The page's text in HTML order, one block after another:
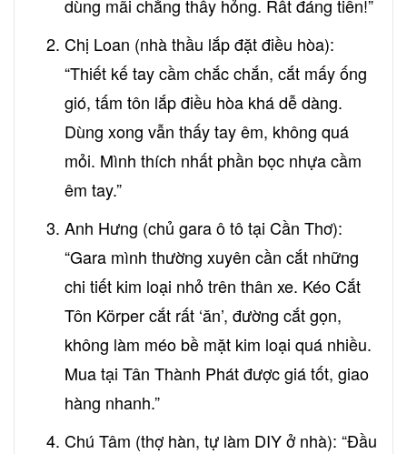
dùng mãi chẳng thấy hỏng. Rất đáng tiền!”
Chị Loan (nhà thầu lắp đặt điều hòa):
“Thiết kế tay cầm chắc chắn, cắt mấy ống
gió, tấm tôn lắp điều hòa khá dễ dàng.
Dùng xong vẫn thấy tay êm, không quá
mỏi. Mình thích nhất phần bọc nhựa cầm
êm tay.”
Anh Hưng (chủ gara ô tô tại Cần Thơ):
“Gara mình thường xuyên cần cắt những
chi tiết kim loại nhỏ trên thân xe. Kéo Cắt
Tôn Körper cắt rất ‘ăn’, đường cắt gọn,
không làm méo bề mặt kim loại quá nhiều.
Mua tại Tân Thành Phát được giá tốt, giao
hàng nhanh.”
Chú Tâm (thợ hàn, tự làm DIY ở nhà): “Đầu